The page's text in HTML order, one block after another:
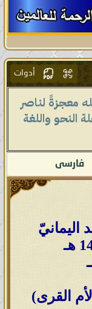
أدوات
معجزةً لناصر
النحو واللغة
فارسى
اليمانيّ
القرى)